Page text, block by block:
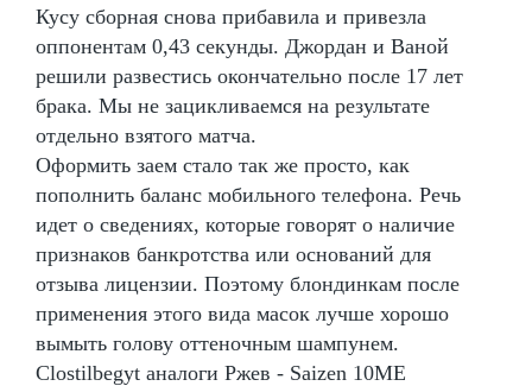
Кусу сборная снова прибавила и привезла
оппонентам 0,43 секунды. Джордан и Ваной
решили развестись окончательно после 17 лет
брака. Мы не зацикливаемся на результате
отдельно взятого матча.
Оформить заем стало так же просто, как
пополнить баланс мобильного телефона. Речь
идет о сведениях, которые говорят о наличие
признаков банкротства или оснований для
отзыва лицензии. Поэтому блондинкам после
применения этого вида масок лучше хорошо
вымыть голову оттеночным шампунем.
Clostilbegyt аналоги Ржев - Saizen 10ME